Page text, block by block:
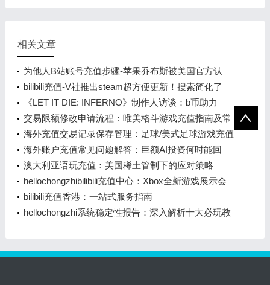
相关文章
为他人B站账号充值步骤-苹果乔布斯被美国官方认
可！将现身在1美元纪念币上
bilibili充值-V社推出steam超方便更新！搜索简化了
《LET IT DIE: INFERNO》制作人访谈：b币助力
的“认真胡闹”
交易限额修改申请流程：唯美格斗游戏充值指南及常
见问题解答
海外充值交易记录保存管理：足球/美式足球游戏充值
指南
海外账户充值常见问题解答：巨额AI投资何时能回
本？大摩预测2028年
澳大利亚语玩充值：美国稀土管制下的应对策略
hellochongzhibilibili充值中心：Xbox全新游戏展示会
前瞻
bilibili充值香港：一站式服务指南
hellochongzhi系统稳定性报告：深入解析十大必玩教